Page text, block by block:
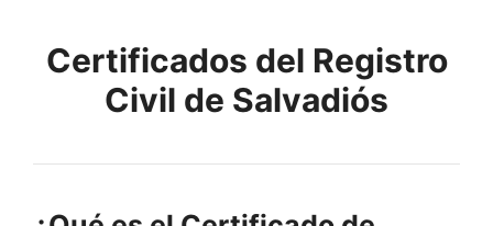
Certificados del Registro
Civil de Salvadiós